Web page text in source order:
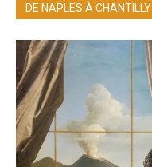
DE NAPLES À CHANTILLY